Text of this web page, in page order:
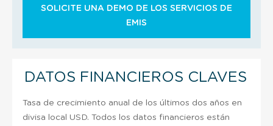
SOLICITE UNA DEMO DE LOS SERVICIOS DE
EMIS
DATOS FINANCIEROS CLAVES
Tasa de crecimiento anual de los últimos dos años en
divisa local USD. Todos los datos financieros están